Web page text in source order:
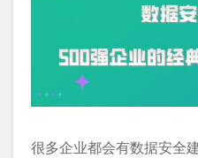
很多企业都会有数据安全